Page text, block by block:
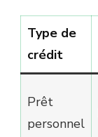
Type de
crédit
Prêt
personnel